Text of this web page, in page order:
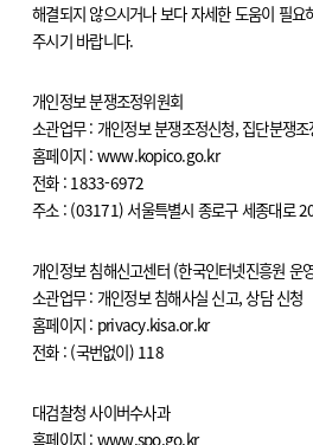
해결되지 않으시거나 보다 자세한 도움이 필요
주시기 바랍니다.
개인정보 분쟁조정위원회
소관업무 : 개인정보 분쟁조정신청, 집단분쟁
홈페이지 : www.kopico.go.kr
전화 : 1833-6972
주소 : (03171) 서울특별시 종로구 세종대로
개인정보 침해신고센터 (한국인터넷진흥원 운
소관업무 : 개인정보 침해사실 신고, 상담 신청
홈페이지 : privacy.kisa.or.kr
전화 : (국번없이) 118
대검찰청 사이버수사과
홈페이지 : www.spo.go.kr